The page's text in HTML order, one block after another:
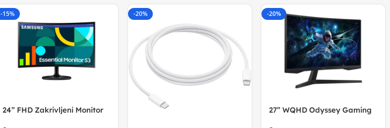
-15%
24” FHD Zakrivljeni Monitor
-20% -20%
27” WQHD Odyssey Gaming